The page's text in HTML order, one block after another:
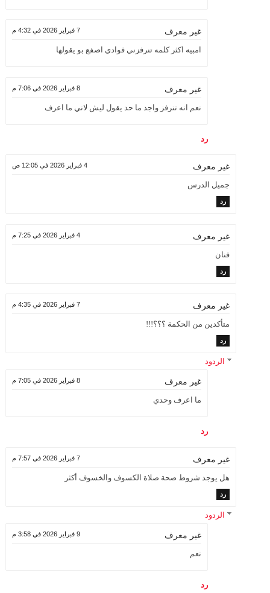
غير معرف 7 فبراير 2026 في 4:32 م
امبيه اكثر كلمه تنرفزني فوادي اصفع بو يقولها
غير معرف 8 فبراير 2026 في 7:06 م
نعم انه تنرفز واجد ما حد يقول ليش لاني ما اعرف
رد
غير معرف 4 فبراير 2026 في 12:05 ص
جميل الدرس
رد
غير معرف 4 فبراير 2026 في 7:25 م
فنان
رد
غير معرف 7 فبراير 2026 في 4:35 م
متأكدين من الحكمة ؟؟؟!!!
رد
الردود
غير معرف 8 فبراير 2026 في 7:05 م
ما اعرف وحدي
رد
غير معرف 7 فبراير 2026 في 7:57 م
هل يوجد شروط صحة صلاة الكسوف والخسوف أكثر
رد
الردود
غير معرف 9 فبراير 2026 في 3:58 م
نعم
رد